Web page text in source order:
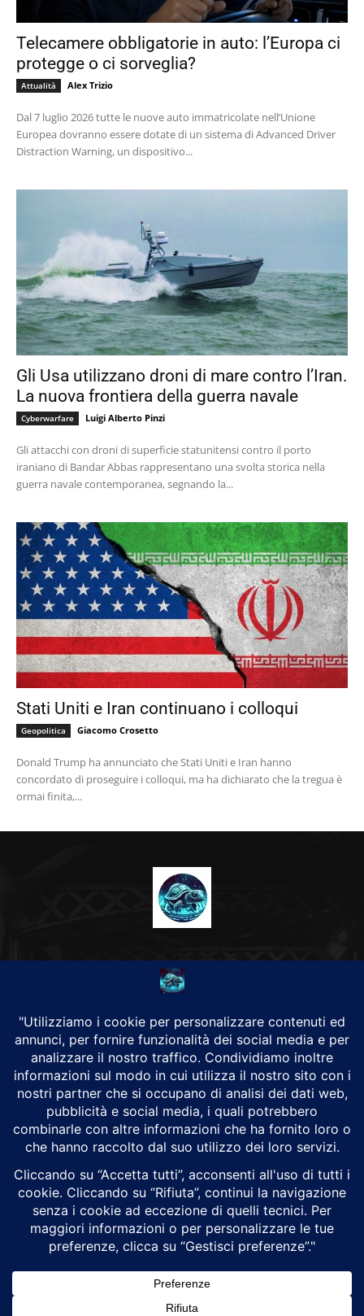
Telecamere obbligatorie in auto: l’Europa ci
protegge o ci sorveglia?
Attualità Alex Trizio
Dal 7 luglio 2026 tutte le nuove auto immatricolate nell’Unione
Europea dovranno essere dotate di un sistema di Advanced Driver
Distraction Warning, un dispositivo...
Gli Usa utilizzano droni di mare contro l’Iran.
La nuova frontiera della guerra navale
Cyberwarfare Luigi Alberto Pinzi
Gli attacchi con droni di superficie statunitensi contro il porto
iraniano di Bandar Abbas rappresentano una svolta storica nella
guerra navale contemporanea, segnando la...
Stati Uniti e Iran continuano i colloqui
Geopolitica Giacomo Crosetto
Donald Trump ha annunciato che Stati Uniti e Iran hanno
concordato di proseguire i colloqui, ma ha dichiarato che la tregua è
ormai finita,...
CHI SIAMO
Alground Geopolitica e Cyberwarfare.
Da una idea di Brunilde Trizio
Alground fa parte del Gruppo Trizio
SEGUICI
Alground - Testata di Art Consulting - P.iva 02701880995 - Genova -